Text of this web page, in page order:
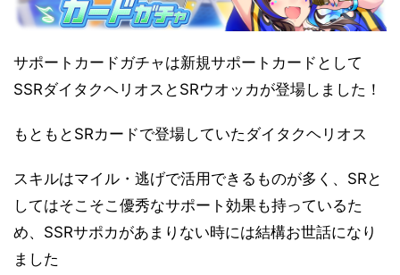
サポートカードガチャは新規サポートカードとして
SSRダイタクヘリオスとSRウオッカが登場しました！
もともとSRカードで登場していたダイタクヘリオス
スキルはマイル・逃げで活用できるものが多く、SRと
してはそこそこ優秀なサポート効果も持っているた
め、SSRサポカがあまりない時には結構お世話になり
ました